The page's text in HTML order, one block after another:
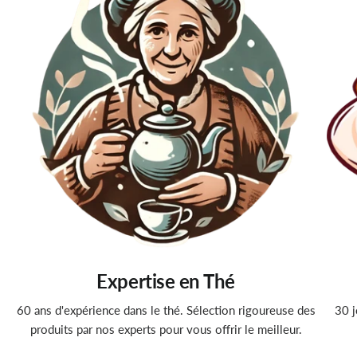
Expertise en Thé
60 ans d'expérience dans le thé. Sélection rigoureuse des
produits par nos experts pour vous offrir le meilleur.
30